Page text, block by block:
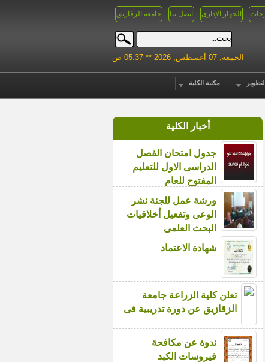
جامعة الزقازيق اتصل بنا الجهاز الإدارى
الجمعة, 07 أغسطس, 2026 ** 05:37 ص
مكتبة الكلية
أخبار الكلية
جدول امتحان الفصل
الدراسى الاول للتعليم
المفتوح للعام
ورشة عمل للجنة نشر
الوعى وتفعيل أخلاقيات
البحث العلمى
شهادة الاعتماد
تعلن كلية الزراعة جامعة
الزقازيق عن دورة تدريبية فى
ندوة عن مكافحة
فيروسات الكبد